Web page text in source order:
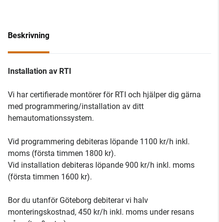
Beskrivning
Installation av RTI
Vi har certifierade montörer för RTI och hjälper dig gärna
med programmering/installation av ditt
hemautomationssystem.
Vid programmering debiteras löpande 1100 kr/h inkl.
moms (första timmen 1800 kr).
Vid installation debiteras löpande 900 kr/h inkl. moms
(första timmen 1600 kr).
Bor du utanför Göteborg debiterar vi halv
monteringskostnad, 450 kr/h inkl. moms under resans